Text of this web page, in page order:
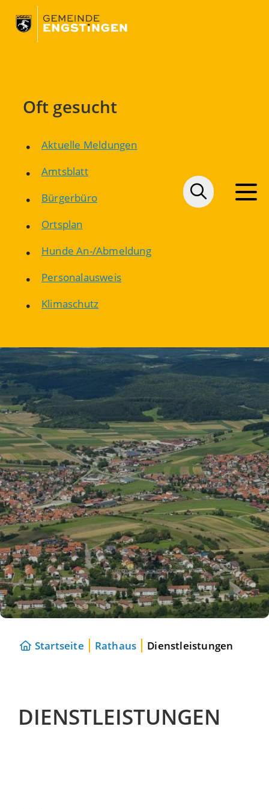
Oft gesucht
Aktuelle Meldungen
Amtsblatt
Bürgerbüro
Ortsplan
Hunde An-/Abmeldung
Personalausweis
Klimaschutz
Startseite Rathaus Dienstleistungen
DIENSTLEISTUNGEN